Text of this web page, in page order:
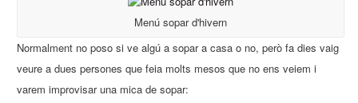
Menú sopar d'hivern
Normalment no poso si ve algú a sopar a casa o no, però fa dies vaig
veure a dues persones que feia molts mesos que no ens veiem i
varem improvisar una mica de sopar: